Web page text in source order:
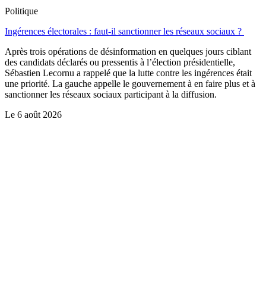
Politique
Ingérences électorales : faut-il sanctionner les réseaux sociaux ?
Après trois opérations de désinformation en quelques jours ciblant
des candidats déclarés ou pressentis à l’élection présidentielle,
Sébastien Lecornu a rappelé que la lutte contre les ingérences était
une priorité. La gauche appelle le gouvernement à en faire plus et à
sanctionner les réseaux sociaux participant à la diffusion.
Le 6 août 2026